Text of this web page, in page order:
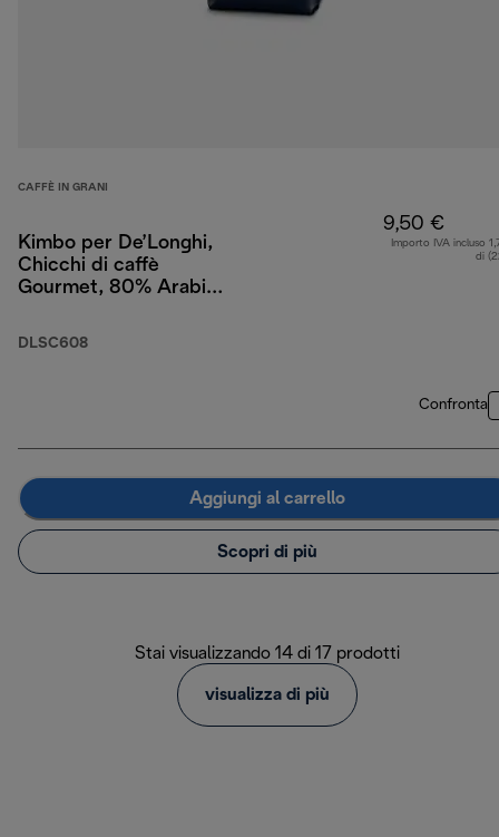
CAFFÈ IN GRANI
Kimbo per De’Longhi,
Chicchi di caffè
Gourmet, 80% Arabica
DLSC608
9,50 €
Importo IVA incluso
di
Confronta
Aggiungi al carrello
Scopri di più
Stai visualizzando 14 di 17 prodotti
visualizza di più